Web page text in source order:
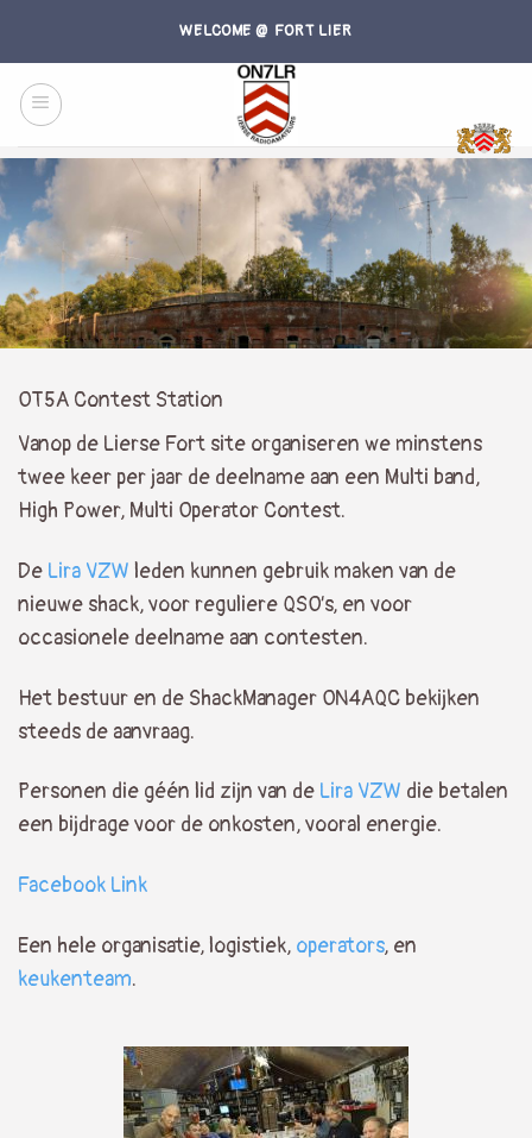
content
WELCOME @ FORT LIER
OT5A Contest Station
Vanop de Lierse Fort site organiseren we minstens
twee keer per jaar de deelname aan een Multi band,
High Power, Multi Operator Contest.
De Lira VZW leden kunnen gebruik maken van de
nieuwe shack, voor reguliere QSO’s, en voor
occasionele deelname aan contesten.
Het bestuur en de ShackManager ON4AQC bekijken
steeds de aanvraag.
Personen die géén lid zijn van de Lira VZW die betalen
een bijdrage voor de onkosten, vooral energie.
Facebook Link
Een hele organisatie, logistiek, operators, en
keukenteam.